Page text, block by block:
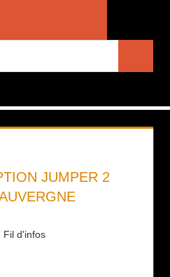
JUMPER 2
Daniel
Fil d'infos